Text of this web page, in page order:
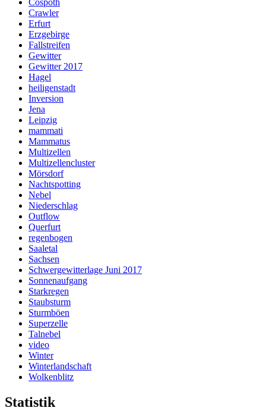
Cospoth
Crawler
Erfurt
Erzgebirge
Fallstreifen
Gewitter
Gewitter 2017
Hagel
heiligenstadt
Inversion
Jena
Leipzig
mammati
Mammatus
Multizellen
Multizellencluster
Mörsdorf
Nachtspotting
Nebel
Niederschlag
Outflow
Querfurt
regenbogen
Saaletal
Sachsen
Schwergewitterlage Juni 2017
Sonnenaufgang
Starkregen
Staubsturm
Sturmböen
Superzelle
Talnebel
video
Winter
Winterlandschaft
Wolkenblitz
Statistik